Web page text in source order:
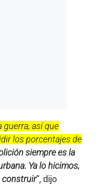
guerra, así que
los porcentajes de
siempre es la
Ya lo hicimos,
construir”, dijo